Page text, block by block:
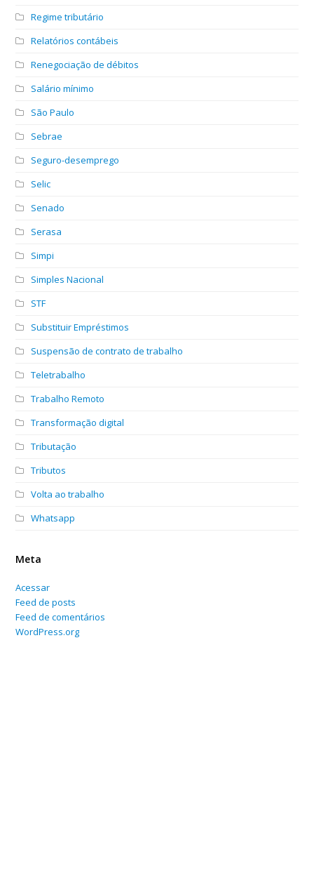
Regime tributário
Relatórios contábeis
Renegociação de débitos
Salário mínimo
São Paulo
Sebrae
Seguro-desemprego
Selic
Senado
Serasa
Simpi
Simples Nacional
STF
Substituir Empréstimos
Suspensão de contrato de trabalho
Teletrabalho
Trabalho Remoto
Transformação digital
Tributação
Tributos
Volta ao trabalho
Whatsapp
Meta
Acessar
Feed de posts
Feed de comentários
WordPress.org